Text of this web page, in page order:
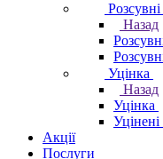
Назад
Уцінка
Назад
Уцінка
Акції
Послуги